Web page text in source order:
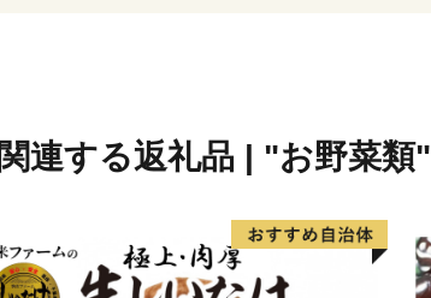
関連する返礼品 | "お野菜類"